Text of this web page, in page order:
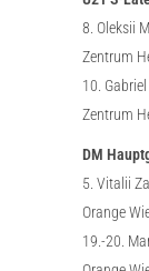
8. Oleksii
Zentrum
10.
Zentrum
DM
5. Vitalii
Orange
19.-20.